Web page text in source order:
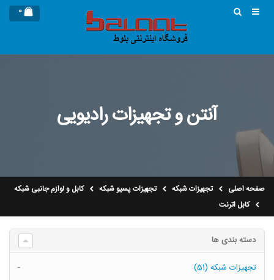
0
آنتن و تجهیزات رادیویی
صفحه اصلی تجهیزات شبکه تجهیزات پسیو شبکه
کابل و لوازم جانبی شبکه
کابل اترنت
دسته بندی ها
تجهیزات شبکه (51)